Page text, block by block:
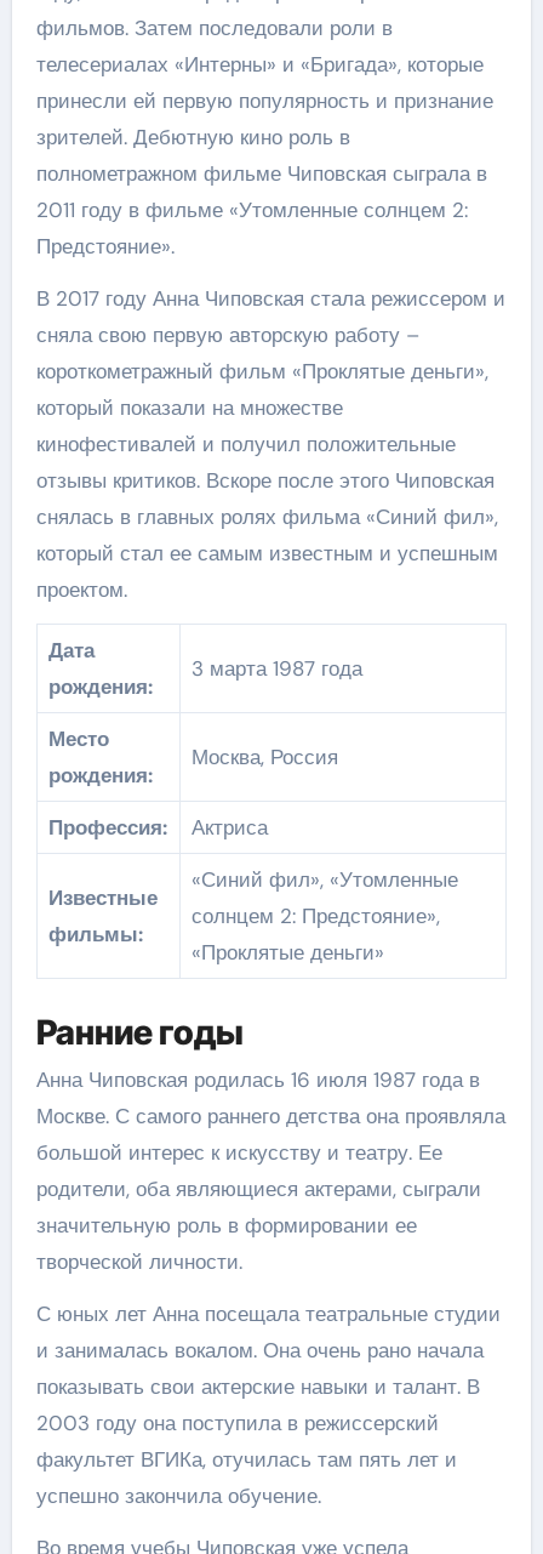
фильмов. Затем последовали роли в
телесериалах «Интерны» и «Бригада», которые
принесли ей первую популярность и признание
зрителей. Дебютную кино роль в
полнометражном фильме Чиповская сыграла в
2011 году в фильме «Утомленные солнцем 2:
Предстояние».
В 2017 году Анна Чиповская стала режиссером и
сняла свою первую авторскую работу –
короткометражный фильм «Проклятые деньги»,
который показали на множестве
кинофестивалей и получил положительные
отзывы критиков. Вскоре после этого Чиповская
снялась в главных ролях фильма «Синий фил»,
который стал ее самым известным и успешным
проектом.
Дата
рождения:
3 марта 1987 года
Место
рождения:
Москва, Россия
Профессия: Актриса
Известные
фильмы:
«Синий фил», «Утомленные
солнцем 2: Предстояние»,
«Проклятые деньги»
Ранние годы
Анна Чиповская родилась 16 июля 1987 года в
Москве. С самого раннего детства она проявляла
большой интерес к искусству и театру. Ее
родители, оба являющиеся актерами, сыграли
значительную роль в формировании ее
творческой личности.
С юных лет Анна посещала театральные студии
и занималась вокалом. Она очень рано начала
показывать свои актерские навыки и талант. В
2003 году она поступила в режиссерский
факультет ВГИКа, отучилась там пять лет и
успешно закончила обучение.
Во время учебы Чиповская уже успела